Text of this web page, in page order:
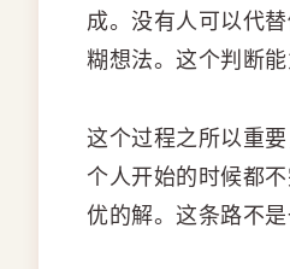
成。没有人可以代
糊想法。这个判断
这个过程之所以重
个人开始的时候都
优的解。这条路不